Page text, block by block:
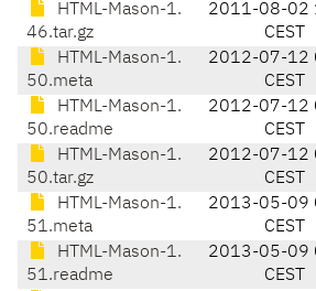
HTML-Mason-1.
46.tar.gz
2011-08-02
CEST
HTML-Mason-1.
50.meta
2012-07-12
CEST
HTML-Mason-1.
50.readme
2012-07-12
CEST
HTML-Mason-1.
50.tar.gz
2012-07-12
CEST
HTML-Mason-1.
51.meta
2013-05-09
CEST
HTML-Mason-1.
51.readme
2013-05-09
CEST